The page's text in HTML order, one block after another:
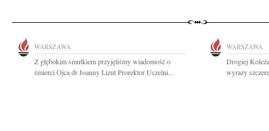
WARSZAWA
Z głębokim smutkiem przyjęliśmy wiadomość o
śmierci Ojca dr Joanny Lizut Prorektor Uczelni...
WARSZAWA
Drogiej
wyrazy